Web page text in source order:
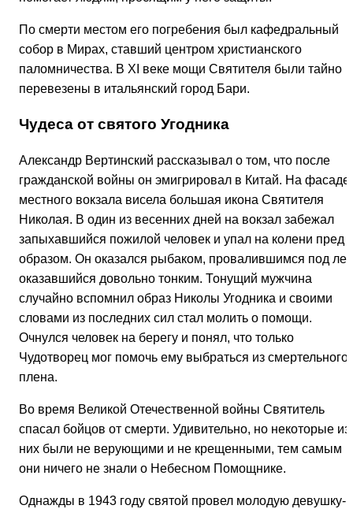
По смерти местом его погребения был кафедральный
собор в Мирах, ставший центром христианского
паломничества. В XI веке мощи Святителя были тайно
перевезены в итальянский город Бари.
Чудеса от святого Угодника
Александр Вертинский рассказывал о том, что после
гражданской войны он эмигрировал в Китай. На фасаде
местного вокзала висела большая икона Святителя
Николая. В один из весенних дней на вокзал забежал
запыхавшийся пожилой человек и упал на колени пред
образом. Он оказался рыбаком, провалившимся под
оказавшийся довольно тонким. Тонущий мужчина
случайно вспомнил образ Николы Угодника и своими
словами из последних сил стал молить о помощи.
Очнулся человек на берегу и понял, что только
Чудотворец мог помочь ему выбраться из смертельного
плена.
Во время Великой Отечественной войны Святитель
спасал бойцов от смерти. Удивительно, но некоторые из
них были не верующими и не крещенными, тем самым
они ничего не знали о Небесном Помощнике.
Однажды в 1943 году святой провел молодую девушку-